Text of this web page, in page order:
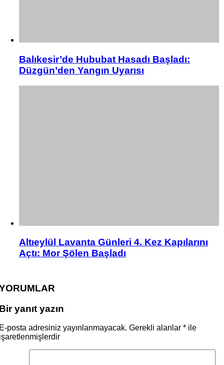
Balıkesir’de Hububat Hasadı Başladı:
Düzgün’den Yangın Uyarısı
Altıeylül Lavanta Günleri 4. Kez Kapılarını
Açtı: Mor Şölen Başladı
yanıt yazın
posta adresiniz yayınlanmayacak. Gerekli alanlar * ile